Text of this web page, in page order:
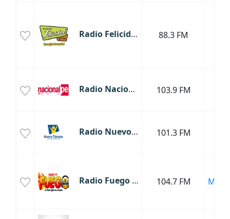
Radio Felicidad 88.3 FM
Radio Nacional del Perú 103.9 FM
Radio Nuevo Tiempo 101.3 FM
Radio Fuego Lima 104.7 FM